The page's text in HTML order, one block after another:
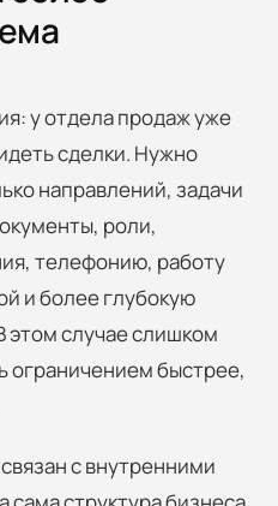
у отдела продаж уже
сделки. Нужно
направлений, задачи
роли,
телефонию, работу
и более глубокую
этом случае слишком
ограничением быстрее,
с внутренними